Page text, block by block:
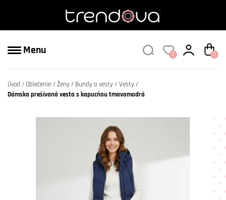
Menu 0 0
Úvod Oblečenie Ženy Bundy a vesty
Vesty
Dámska prešívaná vesta s kapucňou tmavomodrá